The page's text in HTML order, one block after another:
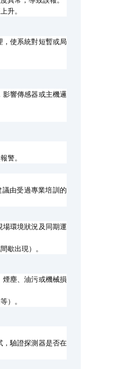
升。
使系統對短暫或局
響傳感器或主機邏
警。
由受過專業培訓的
環境狀況及同期運
歇出現）。
塵、油污或機械損
）。
，驗證探測器是否在